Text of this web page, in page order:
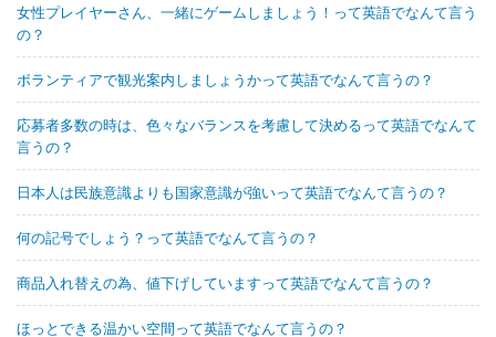
女性プレイヤーさん、一緒にゲームしましょう！って英語でなんて言う
の？
ボランティアで観光案内しましょうかって英語でなんて言うの？
応募者多数の時は、色々なバランスを考慮して決めるって英語でなんて
言うの？
日本人は民族意識よりも国家意識が強いって英語でなんて言うの？
何の記号でしょう？って英語でなんて言うの？
商品入れ替えの為、値下げしていますって英語でなんて言うの？
ほっとできる温かい空間って英語でなんて言うの？